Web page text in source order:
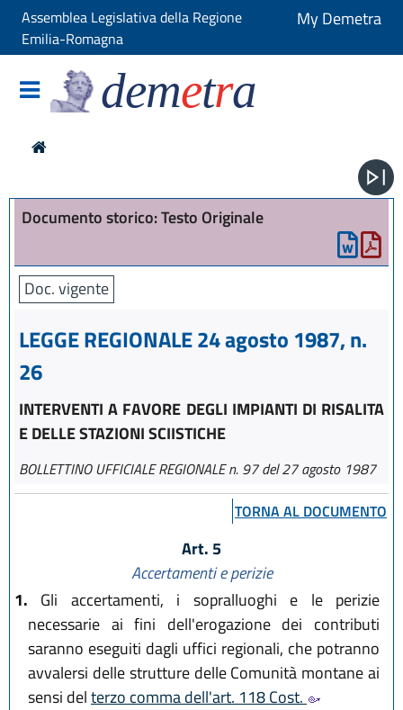
Assemblea Legislativa della Regione
Emilia-Romagna
My Demetra
demetra
Documento storico: Testo Originale
Doc. vigente
LEGGE REGIONALE 24 agosto 1987, n.
26
INTERVENTI A FAVORE DEGLI IMPIANTI DI RISALITA
E DELLE STAZIONI SCIISTICHE
BOLLETTINO UFFICIALE REGIONALE n. 97 del 27 agosto 1987
TORNA AL DOCUMENTO
Art. 5
Accertamenti e perizie
1. Gli accertamenti, i sopralluoghi e le perizie
necessarie ai fini dell'erogazione dei contributi
saranno eseguiti dagli uffici regionali, che potranno
avvalersi delle strutture delle Comunità montane ai
sensi delterzo comma dell'art. 118 Cost.